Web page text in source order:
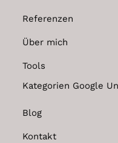
Referenzen
Über mich
Tools
Kategorien Google
Blog
Kontakt